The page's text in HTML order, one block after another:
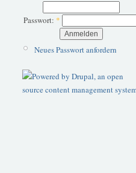
Passwort: *
Neues Passwort anfordern